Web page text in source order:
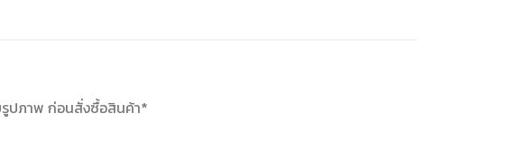
ปภาพ ก่อนสั่งซื้อสินค้า*